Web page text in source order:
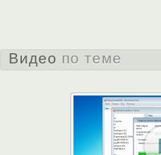
Видео по теме